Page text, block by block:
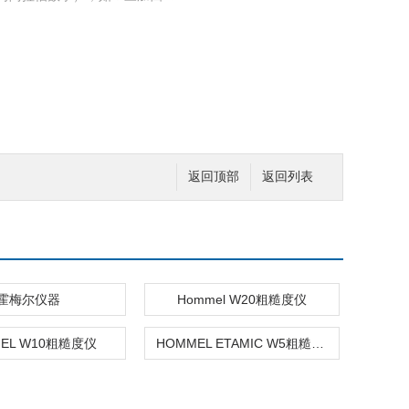
返回列表
返回顶部
梅尔仪器 Hommel W20粗糙度仪
W10粗糙度仪